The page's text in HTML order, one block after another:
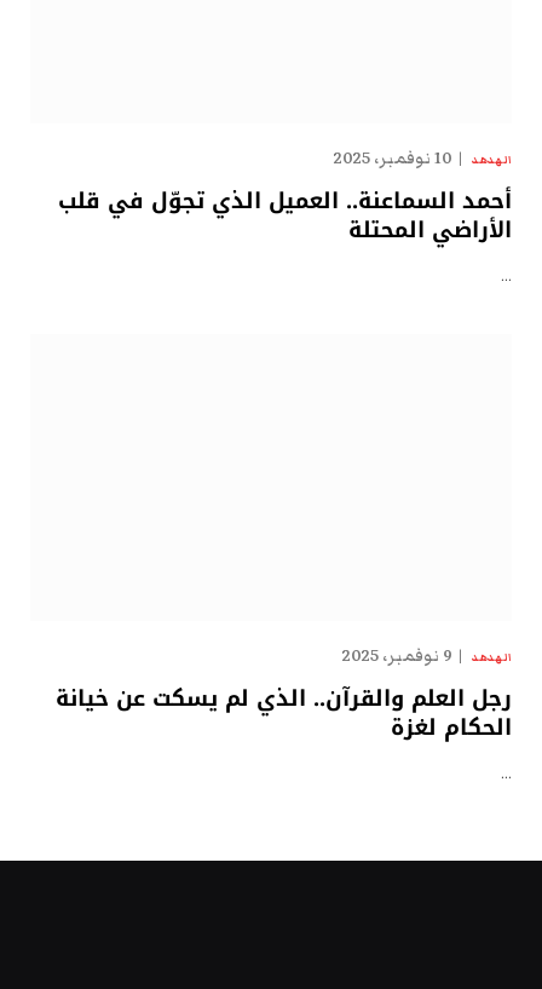
الهدهد 10 نوفمبر، 2025
أحمد السماعنة.. العميل الذي تجوّل في قلب
الأراضي المحتلة
…
الهدهد 9 نوفمبر، 2025
رجل العلم والقرآن.. الذي لم يسكت عن خيانة
الحكام لغزة
…